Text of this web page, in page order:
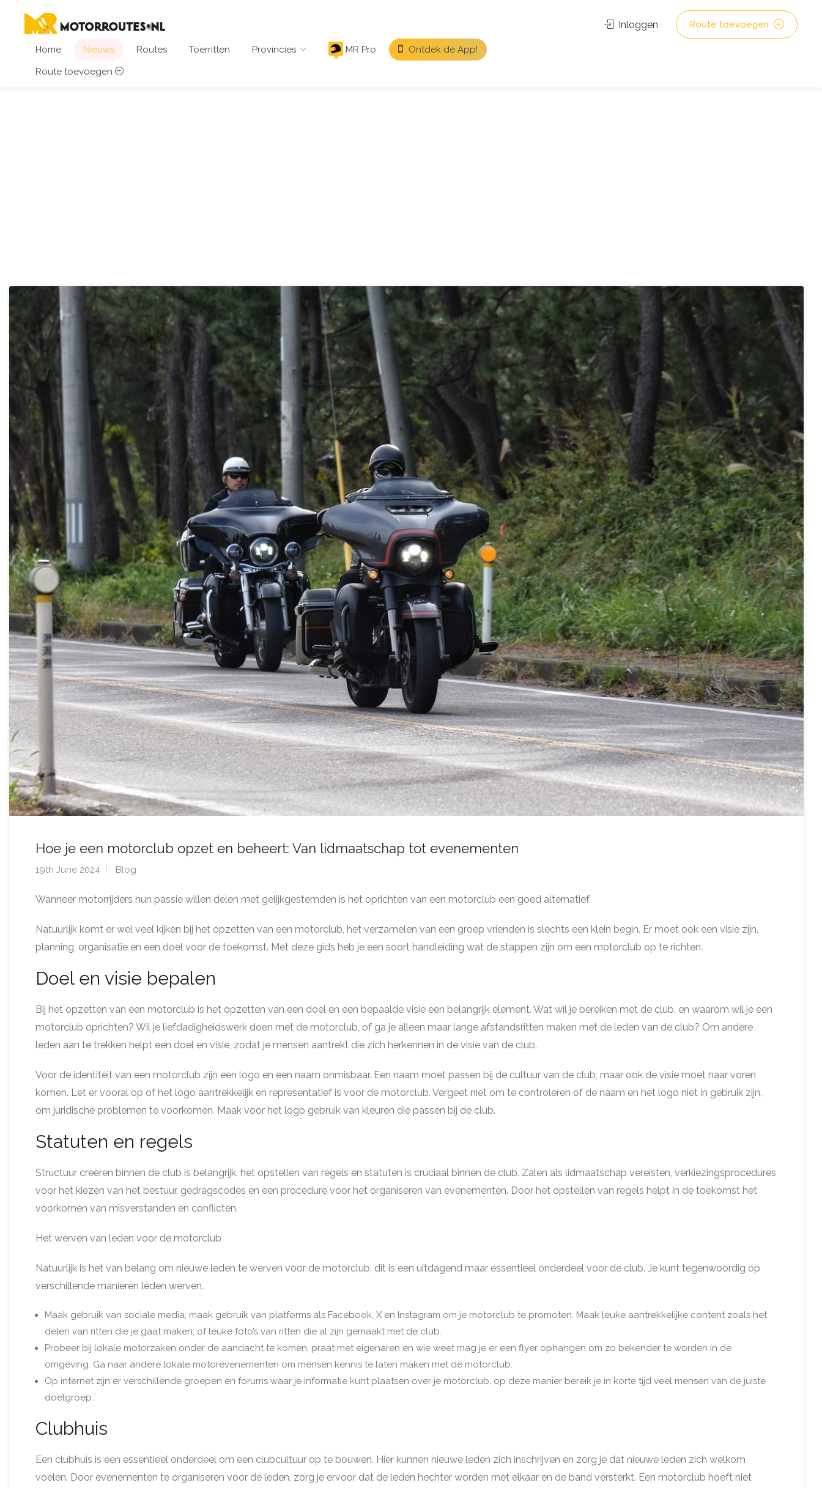
Home Nieuws Routes Toerritten Provincies MR Pro
Ontdek de App!
Route toevoegen
Inloggen Route toevoegen
Hoe je een motorclub opzet en beheert: Van lidmaatschap tot evenementen
19th June 2024 Blog
Wanneer motorrijders hun passie willen delen met gelijkgestemden is het oprichten van een motorclub een goed alternatief.
Natuurlijk komt er wel veel kijken bij het opzetten van een motorclub, het verzamelen van een groep vrienden is slechts een klein begin. Er moet ook een visie zijn,
planning, organisatie en een doel voor de toekomst. Met deze gids heb je een soort handleiding wat de stappen zijn om een motorclub op te richten.
Doel en visie bepalen
Bij het opzetten van een motorclub is het opzetten van een doel en een bepaalde visie een belangrijk element. Wat wil je bereiken met de club, en waarom wil je een
motorclub oprichten? Wil je liefdadigheidswerk doen met de motorclub, of ga je alleen maar lange afstandsritten maken met de leden van de club? Om andere
leden aan te trekken helpt een doel en visie, zodat je mensen aantrekt die zich herkennen in de visie van de club.
Voor de identiteit van een motorclub zijn een logo en een naam onmisbaar. Een naam moet passen bij de cultuur van de club, maar ook de visie moet naar voren
komen. Let er vooral op of het logo aantrekkelijk en representatief is voor de motorclub. Vergeet niet om te controleren of de naam en het logo niet in gebruik zijn,
om juridische problemen te voorkomen. Maak voor het logo gebruik van kleuren die passen bij de club.
Statuten en regels
Structuur creëren binnen de club is belangrijk, het opstellen van regels en statuten is cruciaal binnen de club. Zalen als lidmaatschap vereisten, verkiezingsprocedures
voor het kiezen van het bestuur, gedragscodes en een procedure voor het organiseren van evenementen. Door het opstellen van regels helpt in de toekomst het
voorkomen van misverstanden en conflicten.
Het werven van leden voor de motorclub
Natuurlijk is het van belang om nieuwe leden te werven voor de motorclub, dit is een uitdagend maar essentieel onderdeel voor de club. Je kunt tegenwoordig op
verschillende manieren leden werven.
Maak gebruik van sociale media, maak gebruik van platforms als Facebook, X en Instagram om je motorclub te promoten. Maak leuke aantrekkelijke content zoals het
delen van ritten die je gaat maken, of leuke foto’s van ritten die al zijn gemaakt met de club.
Probeer bij lokale motorzaken onder de aandacht te komen, praat met eigenaren en wie weet mag je er een flyer ophangen om zo bekender te worden in de
omgeving. Ga naar andere lokale motorevenementen om mensen kennis te laten maken met de motorclub.
Op internet zijn er verschillende groepen en forums waar je informatie kunt plaatsen over je motorclub, op deze manier bereik je in korte tijd veel mensen van de juiste
doelgroep.
Clubhuis
Een clubhuis is een essentieel onderdeel om een clubcultuur op te bouwen. Hier kunnen nieuwe leden zich inschrijven en zorg je dat nieuwe leden zich welkom
voelen. Door evenementen te organiseren voor de leden, zorg je ervoor dat de leden hechter worden met elkaar en de band versterkt. Een motorclub hoeft niet